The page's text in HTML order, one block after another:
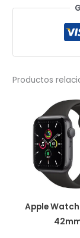
(1st
cantidad
Productos
Apple